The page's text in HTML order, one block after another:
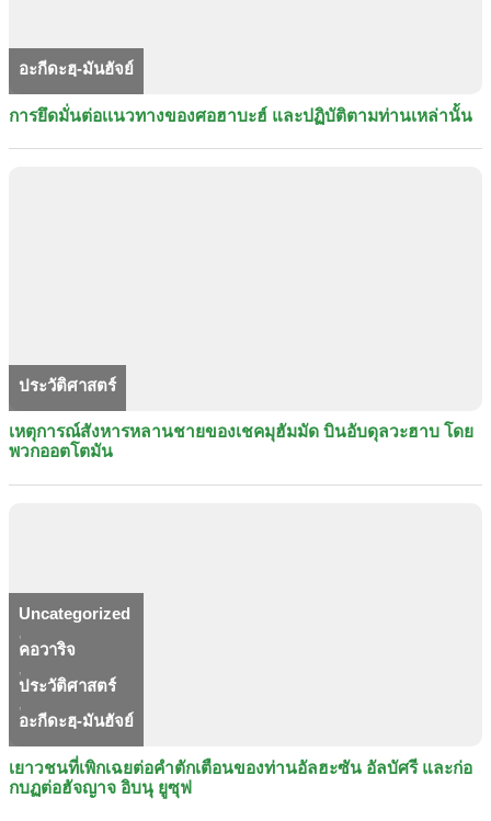
อะกีดะฮฺ-มันฮัจย์
การยึดมั่นต่อเเนวทางของศอฮาบะฮ์ และปฏิบัติตามท่านเหล่านั้น
ประวัติศาสตร์
เหตุการณ์สังหารหลานชายของเชคมุฮัมมัด บินอับดุลวะฮาบ โดย
พวกออตโตมัน
Uncategorized
คอวาริจ
ประวัติศาสตร์
,
อะกีดะฮฺ-มันฮัจย์
เยาวชนที่เพิกเฉยต่อคำตักเตือนของท่านอัลฮะซัน อัลบัศรี และก่อ
กบฏต่อฮัจญาจ อิบนุ ยูซุฟ